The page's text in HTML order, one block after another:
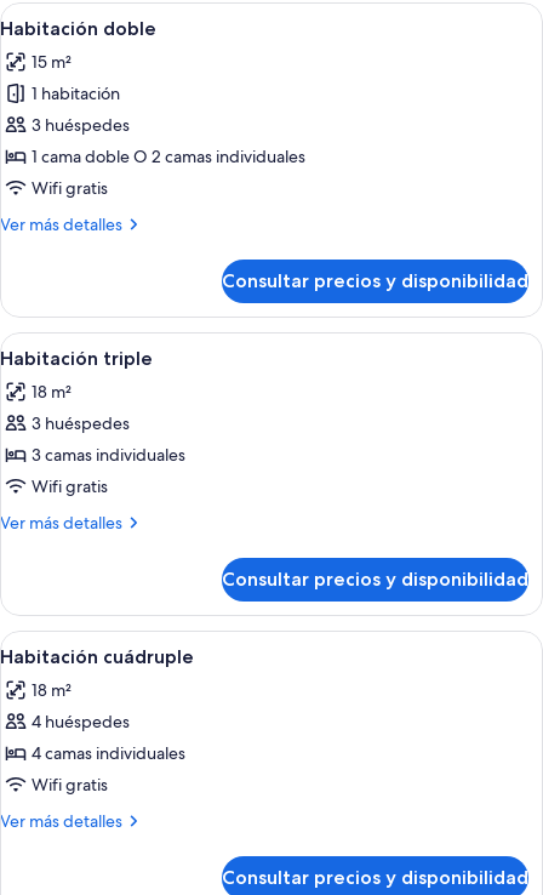
Abrir
todas
las
fotos
de
Habitación
doble
Una cama bien hecha con sábanas
21
Habitación doble
15 m²
1 habitación
3 huéspedes
1 cama doble O 2 camas individuales
Wifi gratis
Ver más detalles
Más
doble
Consultar precios y disponibilidad
Abrir
todas
las
fotos
de
Habitación
triple
Habitación de hotel con dos camas,
17
Habitación triple
18 m²
3 huéspedes
3 camas individuales
Wifi gratis
Ver más detalles
Más
triple
Consultar precios y disponibilidad
Abrir
todas
las
fotos
de
Habitación
cuádruple
Un dormitorio con literas, un
17
Habitación cuádruple
18 m²
4 huéspedes
4 camas individuales
Wifi gratis
Ver más detalles
Más
Consultar precios y disponibilidad